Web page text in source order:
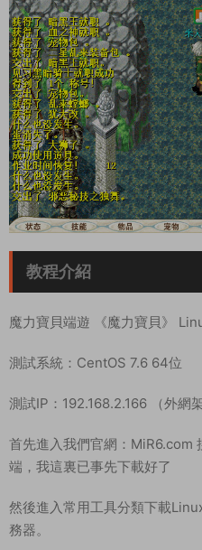
教程介紹
魔力寶貝端遊 《魔力寶貝》
測試系統：CentOS 7.6 64位
測試IP：192.168.2.166 （外網
首先進入我們官網：MiR6.com
端，我這裏已事先下載好了
然後進入常用工具分類下載
務器。